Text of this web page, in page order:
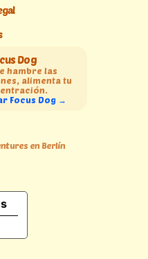
Dog
hambre las
alimenta tu
Focus Dog →
en Berlín